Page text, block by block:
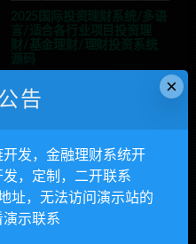
海外24语言共享投资理财太
阳能板项目源码
×
告
发，金融理财系统开
，定制，二开联系
址，无法访问演示站的
示联系